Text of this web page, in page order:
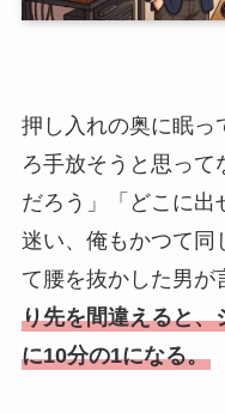
押し入れの奥に眠っ
ろ手放そうと思って
だろう」「どこに
迷い、俺もかつて同
て腰を抜かした男が
り先を間違えると、
に10分の1になる。